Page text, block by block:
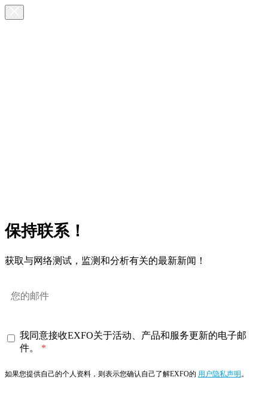
保持联系！
获取与网络测试，监测和分析有关的最新新闻！
我同意接收EXFO关于活动、产品和服务更新的电子邮
件。
如果您提供自己的个人资料，则表示您确认自己了解EXFO的 用户隐私声明 。